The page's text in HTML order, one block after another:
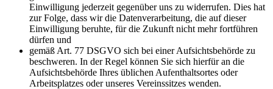
Einwilligung jederzeit gegenüber uns zu widerrufen. Dies hat
zur Folge, dass wir die Datenverarbeitung, die auf dieser
Einwilligung beruhte, für die Zukunft nicht mehr fortführen
dürfen und
gemäß Art. 77 DSGVO sich bei einer Aufsichtsbehörde zu
beschweren. In der Regel können Sie sich hierfür an die
Aufsichtsbehörde Ihres üblichen Aufenthaltsortes oder
Arbeitsplatzes oder unseres Vereinssitzes wenden.